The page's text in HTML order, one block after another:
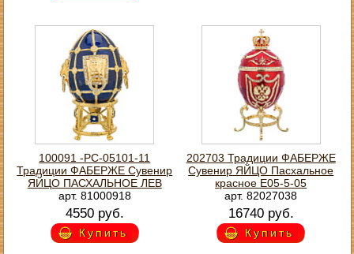
100091 -РС-05101-11
Традиции ФАБЕРЖЕ Сувенир
ЯЙЦО ПАСХАЛЬНОЕ ЛЕВ
арт. 81000918
4550 руб.
Купить
202703 Традиции ФАБЕРЖЕ
Сувенир ЯЙЦО Пасхальное
красное Е05-5-05
арт. 82027038
16740 руб.
Купить